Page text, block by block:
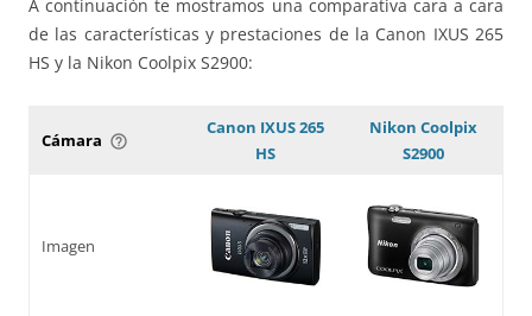
A continuación te mostramos una comparativa cara a cara
de las características y prestaciones de la Canon IXUS 265
HS y la Nikon Coolpix S2900:
Cámara help_outline
Canon IXUS 265
HS
Nikon Coolpix
S2900
Imagen